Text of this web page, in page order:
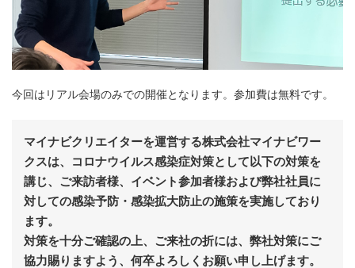
今回はリアル会場のみでの開催となります。参加費は無料です。
マイナビクリエイターを運営する株式会社マイナビワー
クスは、コロナウイルス感染症対策として以下の対策を
講じ、ご来訪者様、イベント参加者様および弊社社員に
対しての感染予防・感染拡大防止の施策を実施しており
ます。
対策を十分ご確認の上、ご来社の折には、弊社対策にご
協力賜りますよう、何卒よろしくお願い申し上げます。